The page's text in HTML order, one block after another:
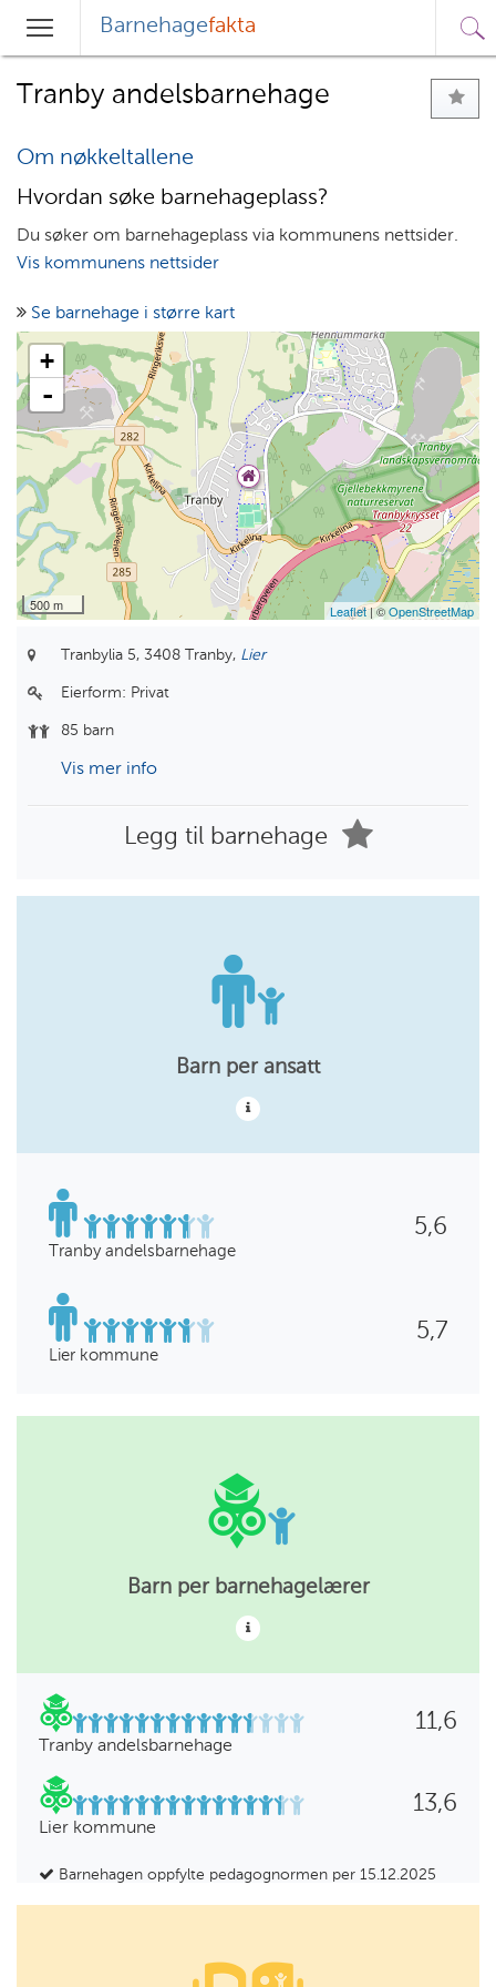
Hovedmeny
Barnehagefakta
Tranby andelsbarnehage
Om nøkkeltallene
Hvordan søke barnehageplass?
Du søker om barnehageplass via kommunens nettsider.
Vis kommunens nettsider
Se barnehage i større kart
+
-
500 m Leaflet| ©OpenStreetMap
Tranbylia 5, 3408 Tranby, Lier
Eierform: Privat
85 barn
Vis mer info
Legg til barnehage
Barn per ansatt
5,6
Tranby andelsbarnehage
5,7
Lier kommune
Barn per barnehagelærer
11,6
Tranby andelsbarnehage
13,6
Lier kommune
Barnehagen oppfylte pedagognormen per 15.12.2025